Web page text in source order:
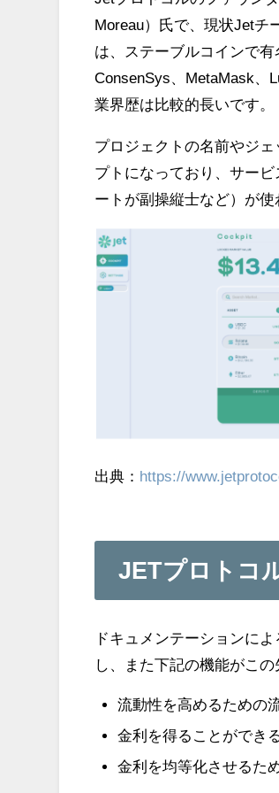
Moreau）氏で、現状Jetチ
は、ステーブルコインで
ConsenSys、MetaMask、
業界歴は比較的長いです。
プロジェクトの名前やジ
プトになっており、サー
ートが副操縦士など）が使
出典： https://
JETプロトコ
ドキュメンテーションに
し、また下記の機能がこ
流動性を高めるための
金利を得ることができ
金利を均等化させるた